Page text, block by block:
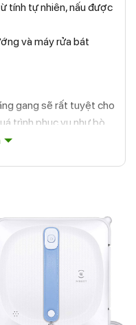
tính tự nhiên, nấu được
và máy rửa bát
gang sẽ rất tuyệt cho
trình phục vụ như bò
lợn nướng, trứng ốp la,
ăn nóng hổi đặt trên
tô, đĩa khác.